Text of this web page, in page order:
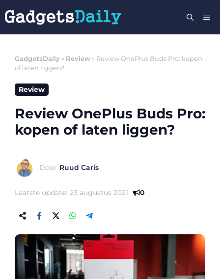
naar
de
GadgetsDaily » Review » Review OnePlus Buds Pro: kopen
of laten liggen?
Review
Review OnePlus Buds Pro:
kopen of laten liggen?
Door Ruud Caris
Laatste update: 23 augustus 2021 0